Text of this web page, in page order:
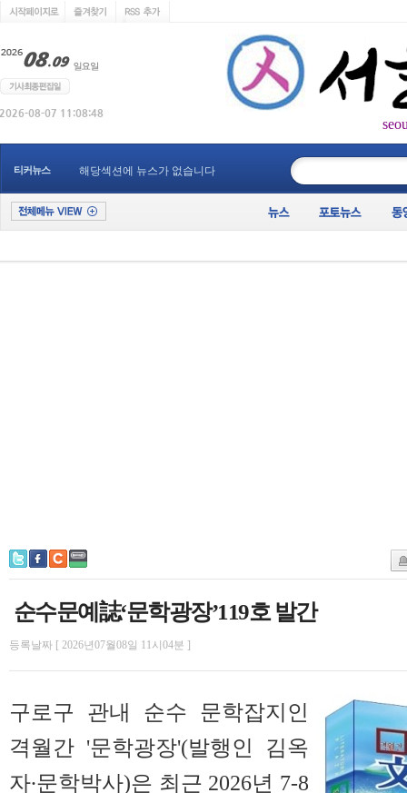
티커뉴스 해당섹션에 뉴스가 없습니다
순수문예誌‘문학광장’119호 발간
등록날짜 [ 2026년07월08일 11시04분 ]
구로구 관내 순수 문학잡지인
격월간 '문학광장'(발행인 김옥
자∙문학박사)은 최근 2026년 7-8